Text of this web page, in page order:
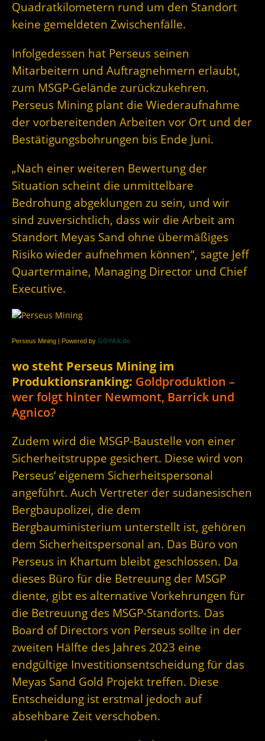
Quadratkilometern rund um den Standort
keine gemeldeten Zwischenfälle.
Infolgedessen hat Perseus seinen
Mitarbeitern und Auftragnehmern erlaubt,
zum MSGP-Gelände zurückzukehren.
Perseus Mining plant die Wiederaufnahme
der vorbereitenden Arbeiten vor Ort und der
Bestätigungsbohrungen bis Ende Juni.
„Nach einer weiteren Bewertung der
Situation scheint die unmittelbare
Bedrohung abgeklungen zu sein, und wir
sind zuversichtlich, dass wir die Arbeit am
Standort Meyas Sand ohne übermäßiges
Risiko wieder aufnehmen können“, sagte Jeff
Quartermaine, Managing Director und Chief
Executive.
Perseus Mining | Powered by GOYAX.de
wo steht Perseus Mining im
Produktionsranking: Goldproduktion –
wer folgt hinter Newmont, Barrick und
Agnico?
Zudem wird die MSGP-Baustelle von einer
Sicherheitstruppe gesichert. Diese wird von
Perseus‘ eigenem Sicherheitspersonal
angeführt. Auch Vertreter der sudanesischen
Bergbaupolizei, die dem
Bergbauministerium unterstellt ist, gehören
dem Sicherheitspersonal an. Das Büro von
Perseus in Khartum bleibt geschlossen. Da
dieses Büro für die Betreuung der MSGP
diente, gibt es alternative Vorkehrungen für
die Betreuung des MSGP-Standorts. Das
Board of Directors von Perseus sollte in der
zweiten Hälfte des Jahres 2023 eine
endgültige Investitionsentscheidung für das
Meyas Sand Gold Projekt treffen. Diese
Entscheidung ist erstmal jedoch auf
absehbare Zeit verschoben.